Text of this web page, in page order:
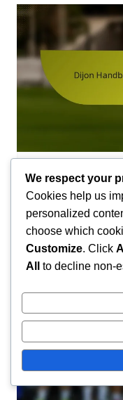
Historischer Kontext
Dijon
Erfolge,
Camille Lefevre
We respect your
Cookies help us
personalized
choose which
Customize. Click
All
to decline non-